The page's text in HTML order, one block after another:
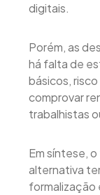
digitais.
Porém, as
há falta de
básicos,
comprovar
trabalhistas
Em síntese,
alternativa
formalização